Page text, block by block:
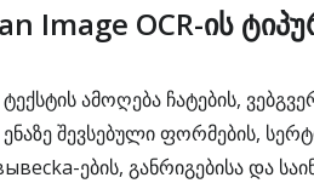
Image OCR-ის
ამოღება ჩატების,
შევსებული ფორმების,
ების, განრიგებისა და